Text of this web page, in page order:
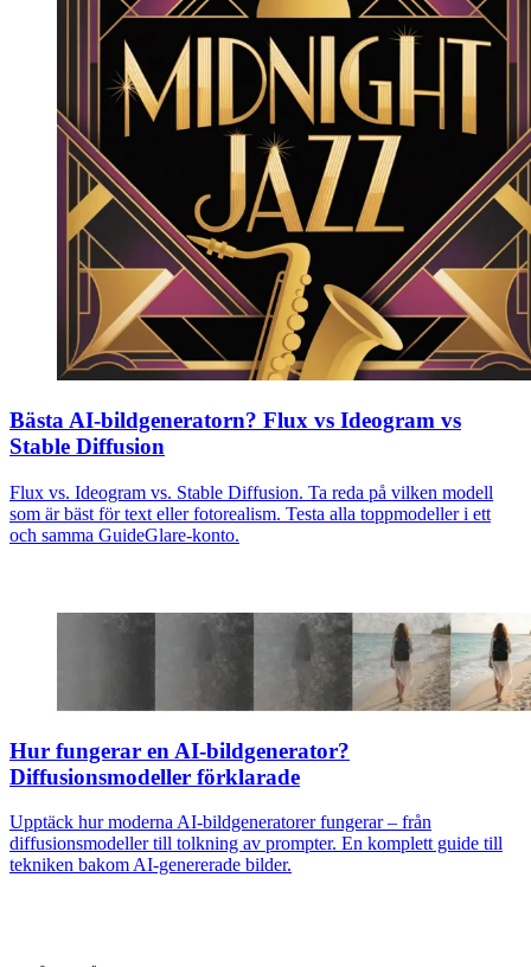
Bästa AI-bildgeneratorn? Flux vs Ideogram vs
Stable Diffusion
Flux vs. Ideogram vs. Stable Diffusion. Ta reda på vilken modell
som är bäst för text eller fotorealism. Testa alla toppmodeller i ett
och samma GuideGlare-konto.
Hur fungerar en AI-bildgenerator?
Diffusionsmodeller förklarade
Upptäck hur moderna AI-bildgeneratorer fungerar – från
diffusionsmodeller till tolkning av prompter. En komplett guide till
tekniken bakom AI-genererade bilder.